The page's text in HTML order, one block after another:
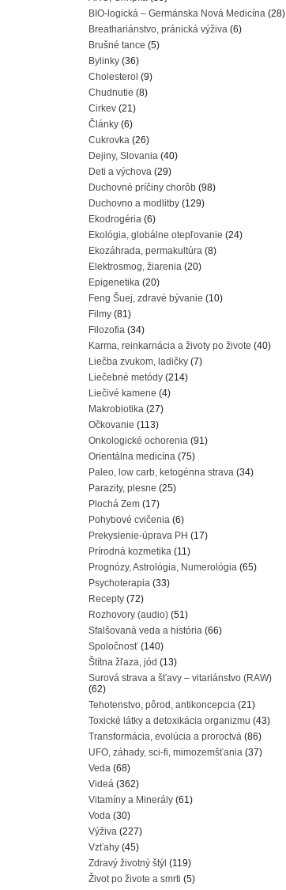
BIO-logická – Germánska Nová Medicína (28)
Breathariánstvo, pránická výživa (6)
Brušné tance (5)
Bylinky (36)
Cholesterol (9)
Chudnutie (8)
Cirkev (21)
Články (6)
Cukrovka (26)
Dejiny, Slovania (40)
Deti a výchova (29)
Duchovné príčiny chorôb (98)
Duchovno a modlitby (129)
Ekodrogéria (6)
Ekológia, globálne otepľovanie (24)
Ekozáhrada, permakultúra (8)
Elektrosmog, žiarenia (20)
Epigenetika (20)
Feng Šuej, zdravé bývanie (10)
Filmy (81)
Filozofia (34)
Karma, reinkarnácia a životy po živote (40)
Liečba zvukom, ladičky (7)
Liečebné metódy (214)
Liečivé kamene (4)
Makrobiotika (27)
Očkovanie (113)
Onkologické ochorenia (91)
Orientálna medicína (75)
Paleo, low carb, ketogénna strava (34)
Parazity, plesne (25)
Plochá Zem (17)
Pohybové cvičenia (6)
Prekyslenie-úprava PH (17)
Prírodná kozmetika (11)
Prognózy, Astrológia, Numerológia (65)
Psychoterapia (33)
Recepty (72)
Rozhovory (audio) (51)
Sfalšovaná veda a história (66)
Spoločnosť (140)
Štítna žľaza, jód (13)
Surová strava a šťavy – vitariánstvo (RAW)
(62)
Tehotenstvo, pôrod, antikoncepcia (21)
Toxické látky a detoxikácia organizmu (43)
Transformácia, evolúcia a proroctvá (86)
UFO, záhady, sci-fi, mimozemšťania (37)
Veda (68)
Videá (362)
Vitamíny a Minerály (61)
Voda (30)
Výživa (227)
Vzťahy (45)
Zdravý životný štýl (119)
Život po živote a smrti (5)